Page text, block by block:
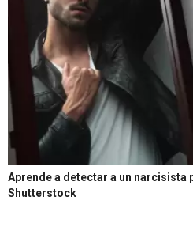
Aprende a detectar a un narcisista
Shutterstock